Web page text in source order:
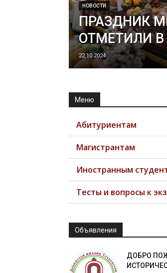
НОВОСТИ
ПРАЗДНИК
ОТМЕТИЛИ В
22.10.2024
Меню
Абитуриентам
Магистрантам
Иностранным
Тесты и вопросы к
Объявления
ДОБРО